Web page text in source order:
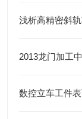
浅析高精密斜
数控立车工件